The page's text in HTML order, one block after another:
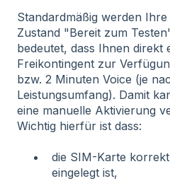
Standardmäßig werden
Zustand "Bereit zum
bedeutet, dass Ihnen direkt
Freikontingent zur
bzw. 2 Minuten Voice (je
Leistungsumfang). Damit
eine manuelle Aktivierung
Wichtig hierfür ist dass:
die SIM-Karte
eingelegt ist,